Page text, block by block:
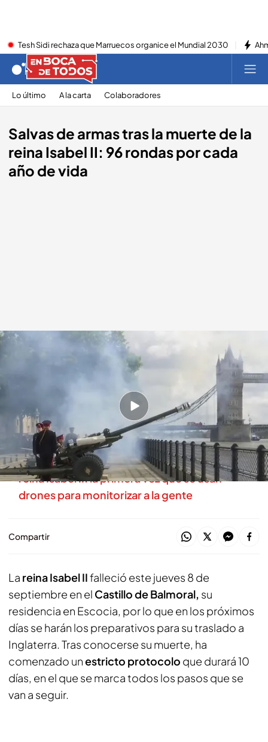
Tesh Sidi rechaza que Marruecos organice el Mundial 2030
Lo último A la carta Colaboradores
Salvas de armas tras la muerte de la
reina Isabel II: 96 rondas por cada
año de vida
Salvas de armas
96 salvas de artillería en distintos puntos de
Londres y de Reino Unido
El protocolo de seguridad tras la muerte de la
reina Isabel II: la primera vez que se usan
drones para monitorizar a la gente
Compartir
La reina Isabel IIfalleció este jueves 8 de
septiembre en el Castillo de Balmoral, su
residencia en Escocia, por lo que en los próximos
días se harán los preparativos para su traslado a
Inglaterra. Tras conocerse su muerte, ha
comenzado unestricto protocolo que durará 10
días, en el que se marca todos los pasos que se
van a seguir.